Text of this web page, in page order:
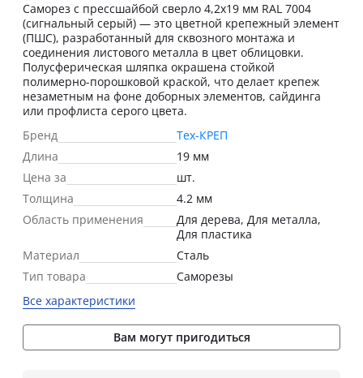
Саморез с прессшайбой сверло 4,2х19 мм RAL 7004
(сигнальный серый) — это цветной крепежный элемент
(ПШС), разработанный для сквозного монтажа и
соединения листового металла в цвет облицовки.
Полусферическая шляпка окрашена стойкой
полимерно-порошковой краской, что делает крепеж
незаметным на фоне доборных элементов, сайдинга
или профлиста серого цвета.
Бренд
Тех-КРЕП
Длина
19 мм
Цена за
шт.
Толщина
4.2 мм
Область применения
Для дерева, Для металла,
Для пластика
Материал
Сталь
Тип товара
Саморезы
Все характеристики
Вам могут пригодиться